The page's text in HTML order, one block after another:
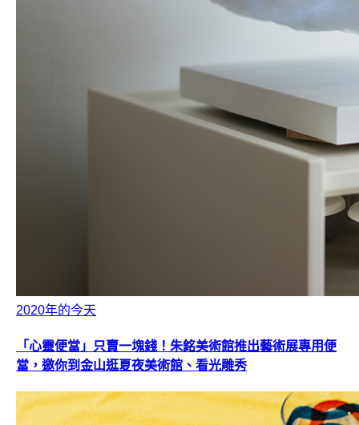
2020年的今天
「心靈便當」只賣一塊錢！朱銘美術館推出藝術展專用便
當，邀你到金山逛夏夜美術館、看光雕秀